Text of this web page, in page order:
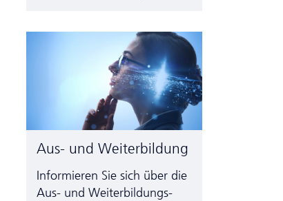
Aus- und Weiterbildung
Informieren Sie sich über die
Aus- und Weiter­bildungs­